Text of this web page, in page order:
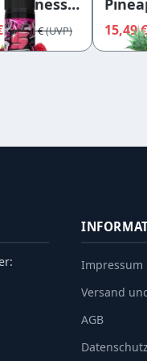
-
16,95 € 15,49
Impressum
Versand
AGB
Datenschutz